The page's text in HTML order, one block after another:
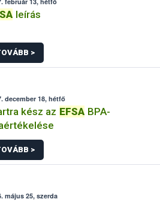
leírás
>
december 18, hétfő
kész az EFSA BPA-
>
május 25, szerda